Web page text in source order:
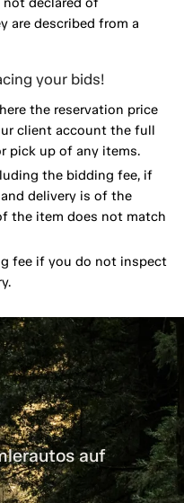
are described from a
your bids!
the reservation price
client account the full
pick up of any items.
the bidding fee, if
delivery is of the
the item does not match
fee if you do not inspect
auf